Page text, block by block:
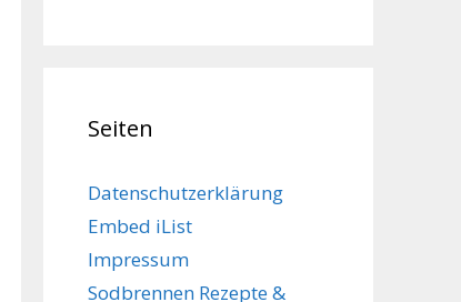
Seiten
Datenschutzerklärung
Embed iList
Impressum
Sodbrennen Rezepte &